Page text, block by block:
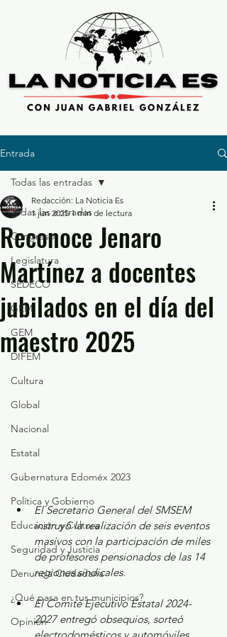
Entrada
Todas las entradas
Congreso
Legislatura
SEDECO
GEM
GEM
DIFEM
Cultura
Global
Nacional
Estatal
Gubernatura Edoméx 2023
Política y Gobierno
Educación y Cultura
Seguridad y Justicia
Denuncia Ciudadana
¿Qué pasa en tus municipios?
Opinión
Todas las entradas
Reconoce Jenaro
Martínez a docentes
jubilados en el día del
maestro 2025
Redacción: La Noticia Es
1 jun 2025 1 min de lectura
El Secretario General del SMSEM
instruyó la realización de seis eventos
masivos con la participación de miles
de profesores pensionados de las 14
regiones sindicales.
El Comité Ejecutivo Estatal 2024-
2027 entregó obsequios, sorteó